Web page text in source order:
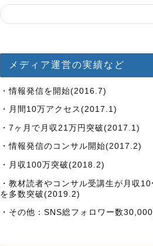
メディア運営の実績など
・情報発信を開始(2016.7)
・月間10万アクセス(2017.1)
・7ヶ月で月収21万円突破(2017.1)
・情報発信のコンサル開始(2017.2)
・月収100万突破(2018.2)
・教材読者やコンサル受講生が月収
を多数突破(2019.2)
・その他：SNS総フォロワー数